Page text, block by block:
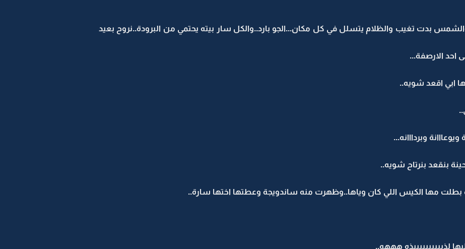
والشمس بدت تغيب والظلام يتسلل في كل مكان...الجو بارد..والكل سار بيته يحتمي من البرودة..نروح بعيد
احد الارصفة...
ابي اقعد شويه..
وبردااانه...
بنقعد بنرتاح شويه..
مها الكيس اللي كان وياها..وظهرت منه ساندويجة وعطتها اختها سارة..
لذييييييييييذه هههه..